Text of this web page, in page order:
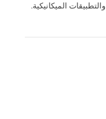
والتطبيقات الميكانيكية.